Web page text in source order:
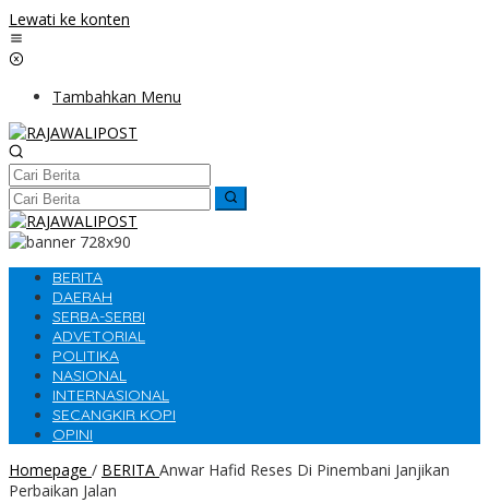
Lewati ke konten
Tambahkan Menu
BERITA
DAERAH
SERBA-SERBI
ADVETORIAL
POLITIKA
NASIONAL
INTERNASIONAL
SECANGKIR KOPI
OPINI
Homepage / BERITA Anwar Hafid Reses Di Pinembani Janjikan
Perbaikan Jalan